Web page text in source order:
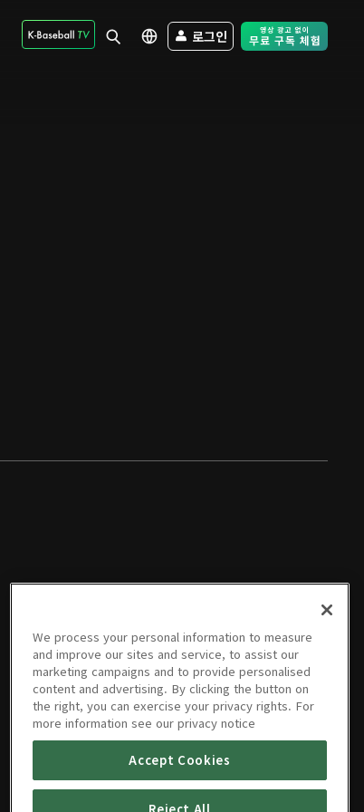
로그인 Free Trial -
We process your personal information to measure
and improve our sites and service, to assist our
marketing campaigns and to provide personalised
content and advertising. By clicking the button on
the right, you can exercise your privacy rights. For
more information see our privacy notice
Accept Cookies